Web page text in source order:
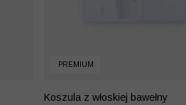
PREMIUM
Koszula z włoskiej bawełny